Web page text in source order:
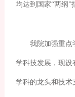
均达到国家“两纲”
我院加强重点学
学科技发展，现设
学科的龙头和技术